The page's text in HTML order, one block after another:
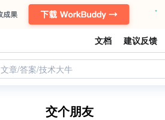
文档 建议反馈
文章/答案/技术大牛
交个朋友